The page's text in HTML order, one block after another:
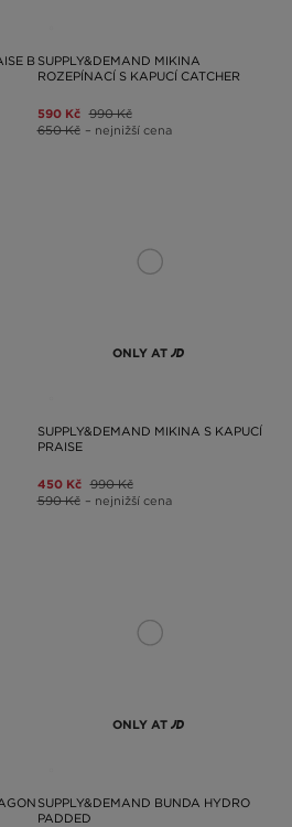
B SUPPLY&DEMAND MIKINA
ROZEPÍNACÍ S KAPUCÍ CATCHER
590 Kč 990 Kč
650 Kč – nejnižší cena
ONLY AT
SUPPLY&DEMAND MIKINA S KAPUCÍ
PRAISE
450 Kč 990 Kč
590 Kč – nejnižší cena
ONLY AT
SUPPLY&DEMAND BUNDA HYDRO
PADDED